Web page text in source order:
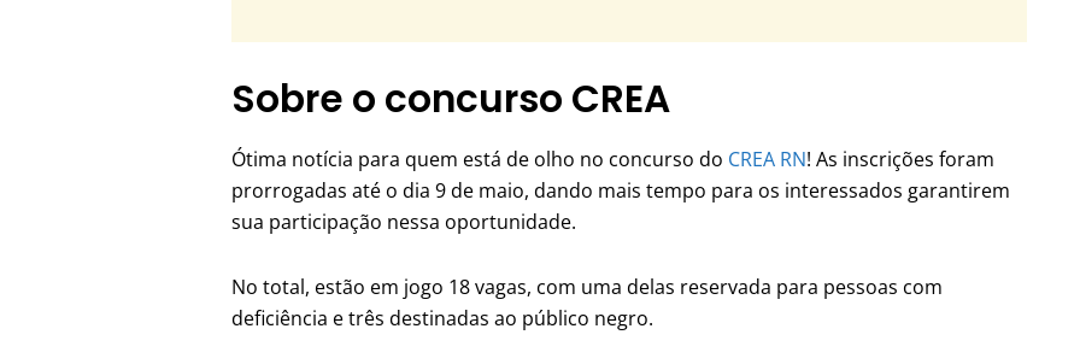
Sobre o concurso CREA
Ótima notícia para quem está de olho no concurso do CREA RN! As inscrições foram
prorrogadas até o dia 9 de maio, dando mais tempo para os interessados garantirem
sua participação nessa oportunidade.
No total, estão em jogo 18 vagas, com uma delas reservada para pessoas com
deficiência e três destinadas ao público negro.